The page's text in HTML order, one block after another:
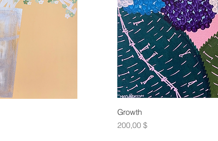
Growth
Τιμή
200,00 $